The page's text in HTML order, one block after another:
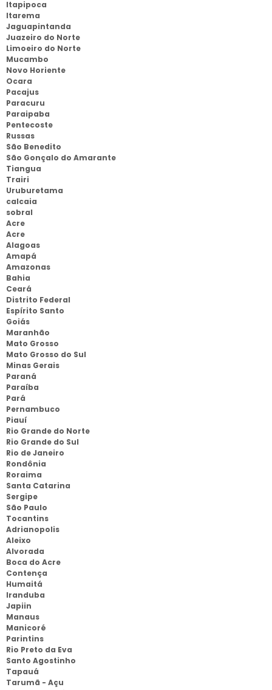
Itapipoca
Itarema
Jaguapintanda
Juazeiro do Norte
Limoeiro do Norte
Mucambo
Novo Horiente
Ocara
Pacajus
Paracuru
Paraipaba
Pentecoste
Russas
São Benedito
São Gonçalo do Amarante
Tiangua
Trairi
Uruburetama
calcaia
sobral
Acre
Acre
Alagoas
Amapá
Amazonas
Bahia
Ceará
Distrito Federal
Espírito Santo
Goiás
Maranhão
Mato Grosso
Mato Grosso do Sul
Minas Gerais
Paraná
Paraíba
Pará
Pernambuco
Piauí
Rio Grande do Norte
Rio Grande do Sul
Rio de Janeiro
Rondônia
Roraima
Santa Catarina
Sergipe
São Paulo
Tocantins
Adrianopolis
Aleixo
Alvorada
Boca do Acre
Contença
Humaitá
Iranduba
Japiin
Manaus
Manicoré
Parintins
Rio Preto da Eva
Santo Agostinho
Tapauá
Tarumã - Açu